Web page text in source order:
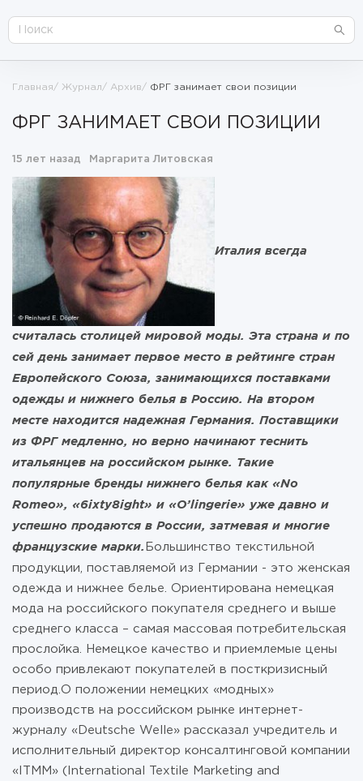
Главная Журнал Архив ФРГ занимает свои позиции
ФРГ ЗАНИМАЕТ СВОИ ПОЗИЦИИ
15 лет назад Маргарита Литовская
Италия всегда
считалась столицей мировой моды. Эта страна и по
сей день занимает первое место в рейтинге стран
Европейского Союза, занимающихся поставками
одежды и нижнего белья в Россию. На втором
месте находится надежная Германия. Поставщики
из ФРГ медленно, но верно начинают теснить
итальянцев на российском рынке. Такие
популярные бренды нижнего белья как «No
Romeo», «6ixty8ight» и «O’lingerie» уже давно и
успешно продаются в России, затмевая и многие
французские марки. Большинство текстильной
продукции, поставляемой из Германии - это женская
одежда и нижнее белье. Ориентирована немецкая
мода на российского покупателя среднего и выше
среднего класса – самая массовая потребительская
прослойка. Немецкое качество и приемлемые цены
особо привлекают покупателей в посткризисный
период.О положении немецких «модных»
производств на российском рынке интернет-
журналу «Deutsche Welle» рассказал учредитель и
исполнительный директор консалтинговой компании
«ITMM» (International Textile Marketing and